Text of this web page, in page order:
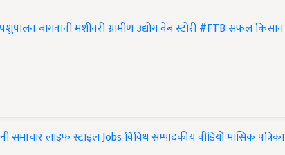
पशुपालनबागवानीमशीनरीग्रामीण उद्योगवेब स्टोरी#FTBसफल किसान
समाचारलाइफ स्टाइलJobsविविधसम्पादकीयवीडियोमासिक पत्रिका